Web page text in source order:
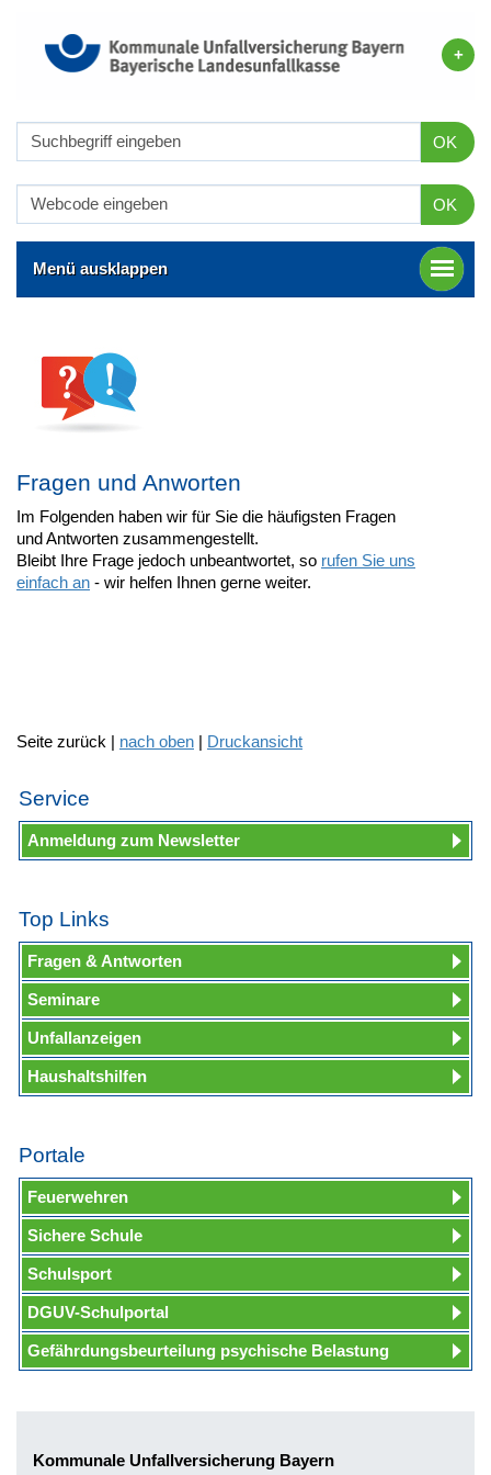
OK
OK
Menü ausklappen
Fragen und Anworten
Im Folgenden haben wir für Sie die häufigsten Fragen
und Antworten zusammengestellt.
Bleibt Ihre Frage jedoch unbeantwortet, so rufen Sie uns
einfach an - wir helfen Ihnen gerne weiter.
Seite zurück | nach oben | Druckansicht
Service
Anmeldung zum Newsletter
Top Links
Fragen & Antworten
Seminare
Unfallanzeigen
Haushaltshilfen
Portale
Feuerwehren
Sichere Schule
Schulsport
DGUV-Schulportal
Gefährdungsbeurteilung psychische Belastung
Kommunale Unfallversicherung Bayern